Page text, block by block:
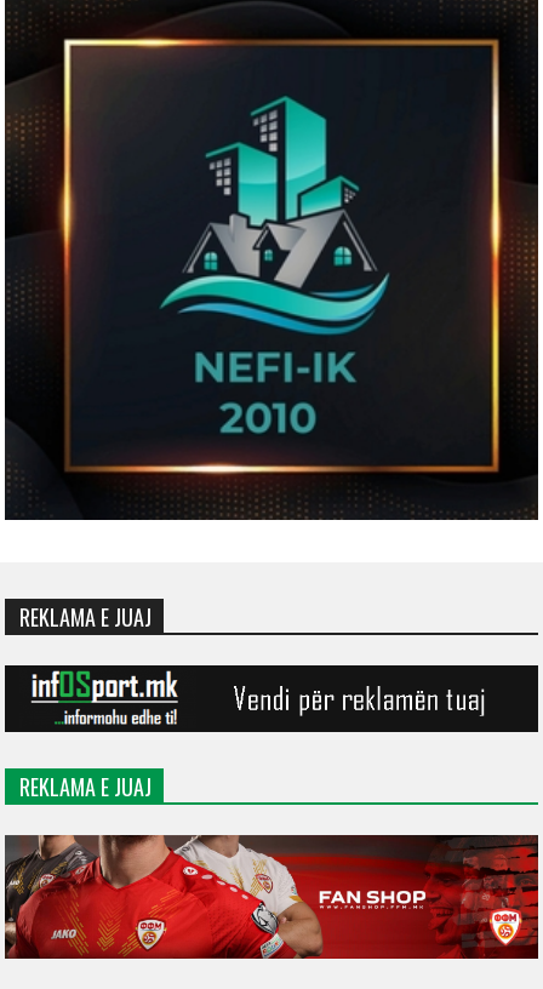
REKLAMA E JUAJ
REKLAMA E JUAJ